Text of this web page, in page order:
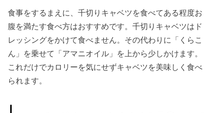
けるべき！ダ
イエット中は
NGなコンビニ
おやつ
食事をするまえに、千切りキャベツを食べてある程度お
腹を満たす食べ方はおすすめです。千切りキャベツはド
レッシングをかけて食べません。その代わりに「くらこ
ん」を乗せて「アマニオイル」を上から少しかけます。
これだけでカロリーを気にせずキャベツを美味しく食べ
られます。